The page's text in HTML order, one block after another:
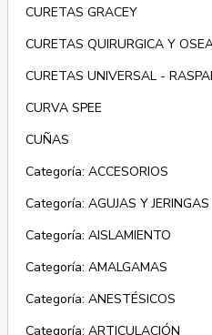
CURETAS GRACEY
CURETAS QUIRURGICA Y
CURETAS UNIVERSAL -
CURVA SPEE
CUÑAS
Categoría: ACCESORIOS
Categoría: AGUJAS Y JERINGAS
Categoría: AISLAMIENTO
Categoría: AMALGAMAS
Categoría: ANESTÉSICOS
Categoría: ARTICULACIÓN